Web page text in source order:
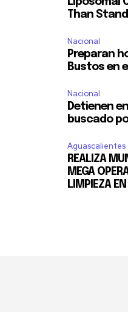
11,243
Than
Nacional
Preparan
Bustos en
Nacional
Detienen
buscado
Aguascalientes
REALIZA
MEGA
LIMPIEZA